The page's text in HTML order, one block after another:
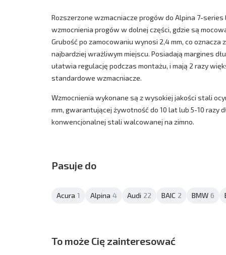
Rozszerzone wzmacniacze progów do Alpina 7-series
wzmocnienia progów w dolnej części, gdzie są
Grubość po zamocowaniu wynosi 2,4 mm, co
najbardziej wrażliwym miejscu. Posiadają margines
ułatwia regulację podczas montażu, i mają 2 razy
standardowe wzmacniacze.
Wzmocnienia wykonane są z wysokiej jakości stali
mm, gwarantującej żywotność do 10 lat lub 5-10 razy
konwencjonalnej stali walcowanej na zimno.
Pasuje do
Acura 1 Alpina 4 Audi 22 BAIC 2 BMW 6
To może Cię zainteresować